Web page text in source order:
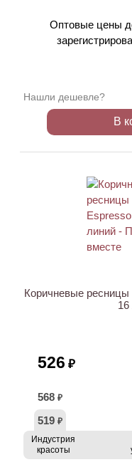
Оптовые цены
Нашли дешевле?
В
Коричневые
16
526 ₽
568 ₽
519 ₽
Индустрия
красоты